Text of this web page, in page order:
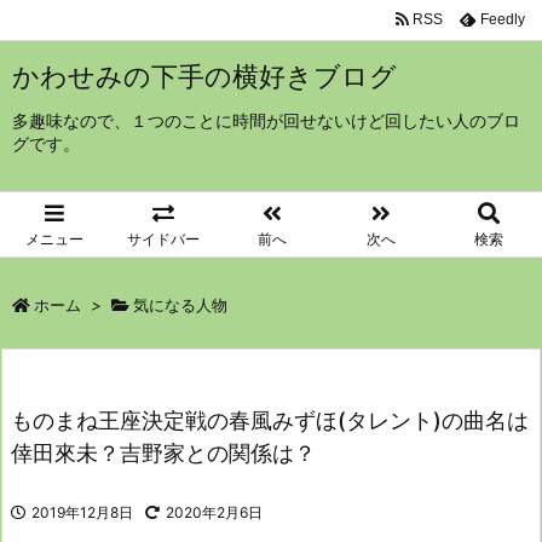
かわせみの下手の横好きブログ
多趣味なので、１つのことに時間が回せないけど回したい人のブロ
グです。
メニュー サイドバー 前へ 次へ 検索
RSS Feedly
ホーム > 気になる人物
ものまね王座決定戦の春風みずほ(タレント)の曲名は
倖田來未？吉野家との関係は？
2019年12月8日 2020年2月6日